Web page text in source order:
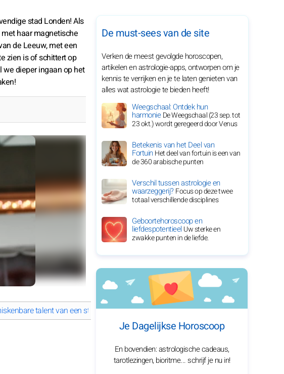
stad Londen! Als
haar magnetische
de Leeuw, met een
zien is of schittert op
dieper ingaan op het
talent van een ster Kate Beckinsale: een opmerkelijke reis in film en
De must-sees van de site
Verken de meest gevolgde horoscopen,
artikelen en astrologie-apps, ontworpen om je
kennis te verrijken en je te laten genieten van
alles wat astrologie te bieden heeft!
Weegschaal: Ontdek hun
harmonieDe Weegschaal (23 sep. tot
23 okt.) wordt geregeerd door Venus
Betekenis van het Deel van
FortuinHet deel van fortuin is een van
de 360 arabische punten
Verschil tussen astrologie en
waarzeggerij?Focus op deze twee
totaal verschillende disciplines
Geboortehoroscoop en
liefdespotentieelUw sterke en
zwakke punten in de liefde.
Je Dagelijkse Horoscoop
En bovendien: astrologische cadeaus,
tarotlezingen, bioritme... schrijf je nu in!